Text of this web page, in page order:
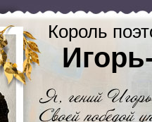
Король